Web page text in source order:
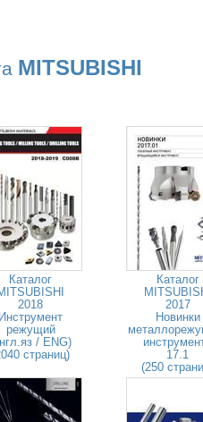
MITSUBISHI
Каталог
2018
Инструмент
режущий
/ ENG)
страниц)
Каталог
2017
Новинки
17.1
(250